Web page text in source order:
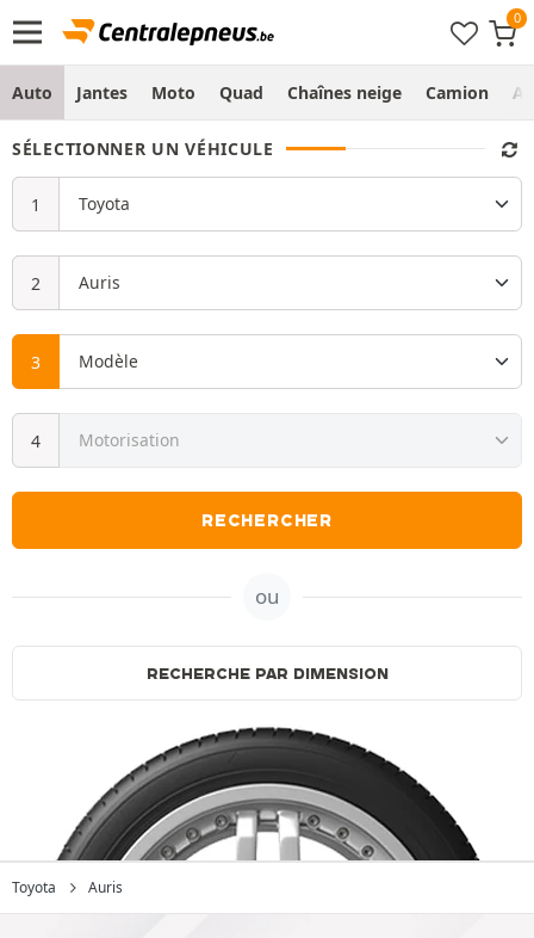
Auto Jantes Moto Quad Chaînes neige Camion
SÉLECTIONNER UN VÉHICULE
RECHERCHER
ou
RECHERCHE PAR DIMENSION
Toyota Auris